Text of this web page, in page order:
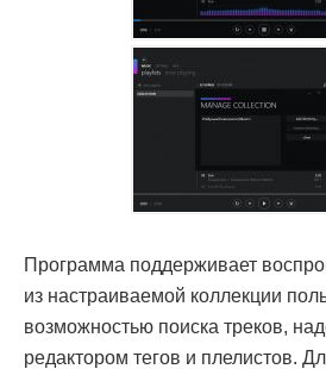
Программа поддерживает
из настраиваемой коллекции
возможностью поиска треков,
редактором тегов и плелистов.